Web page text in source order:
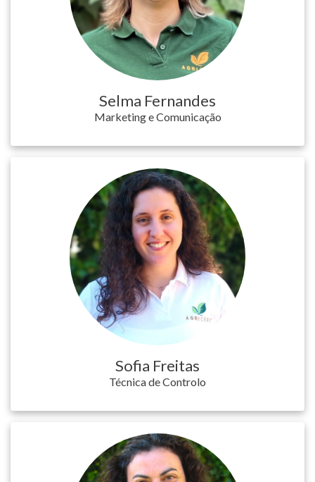
Selma Fernandes
Marketing e Comunicação
Sofia Freitas
Técnica de Controlo